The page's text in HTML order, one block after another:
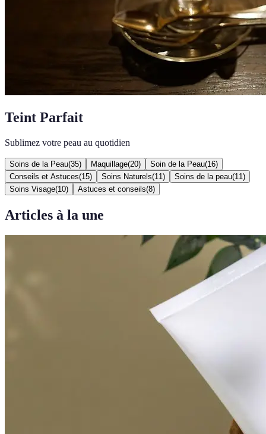
Teint Parfait
Sublimez votre peau au quotidien
Soins de la Peau(35) Maquillage(20) Soin de la Peau(16)
Conseils et Astuces(15) Soins Naturels(11 ) Soins de la peau(11 )
Soins Visage(10) Astuces et conseils(8)
Articles à la une